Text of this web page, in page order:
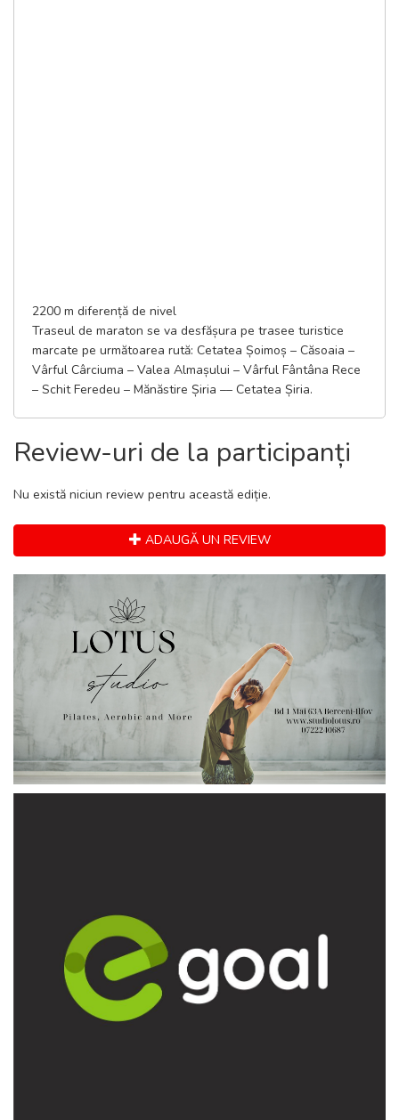
2200 m diferență de nivel
Traseul de maraton se va desfășura pe trasee turistice
marcate pe următoarea rută: Cetatea Șoimoș – Căsoaia –
Vârful Cârciuma – Valea Almașului – Vârful Fântâna Rece
– Schit Feredeu – Mănăstire Șiria –– Cetatea Șiria.
Review-uri de la participanți
Nu există niciun review pentru această ediție.
ADAUGĂ UN REVIEW